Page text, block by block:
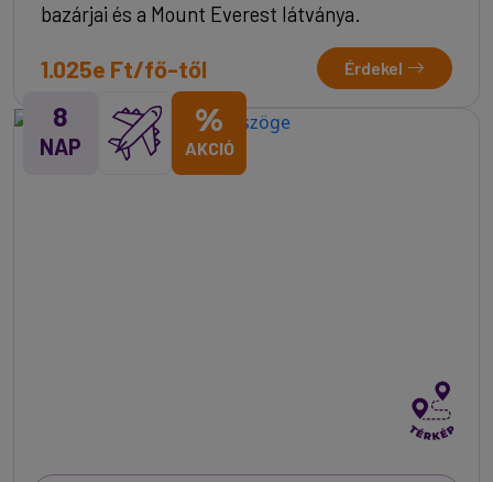
bazárjai és a Mount Everest látványa.
1.025e Ft/fő-től Érdekel
8
NAP
%
AKCIÓ